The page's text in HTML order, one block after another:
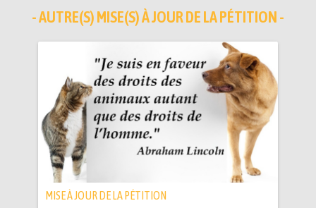
- AUTRE(S) MISE(S) À JOUR DE LA PÉTITION -
MISE À JOUR DE LA PÉTITION